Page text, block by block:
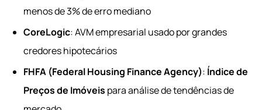
menos de 3% de erro mediano
CoreLogic: AVM empresarial usado por grandes
credores hipotecários
FHFA (Federal Housing Finance Agency): Índice de
Preços de Imóveis para análise de tendências de